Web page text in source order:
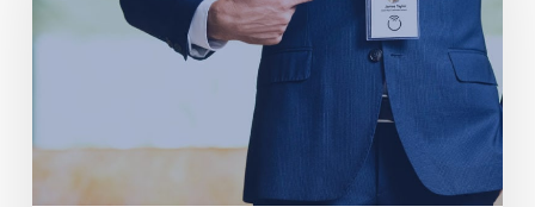
esta
perfecta?